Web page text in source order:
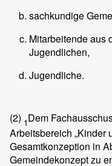
sachkundige
Mitarbeitende aus
Jugendlichen,
Jugendliche.
(2) 1Dem
Arbeitsbereich „Kinder
Gesamtkonzeption in
Gemeindekonzept zu